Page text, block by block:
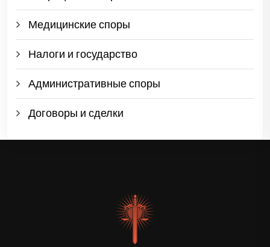
Медицинские споры
Налоги и государство
Административные споры
Договоры и сделки